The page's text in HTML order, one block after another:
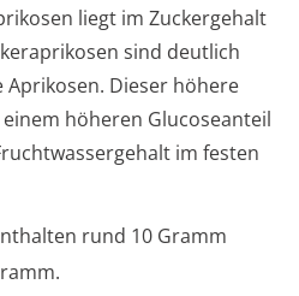
liegt im Zuckergehalt
sind deutlich
Dieser höhere
höheren Glucoseanteil
im festen
rund 10 Gramm